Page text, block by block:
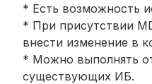
* Есть возможность
* При присутствии
внести изменение в
* Можно выполнять
существующих ИБ.